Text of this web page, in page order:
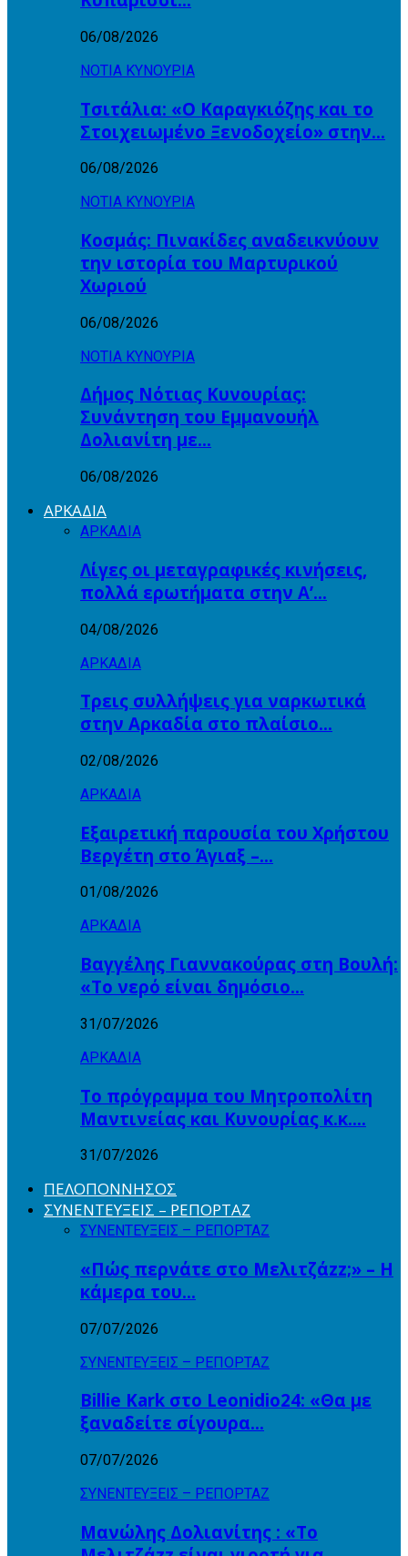
06/08/2026
ΝΟΤΙΑ ΚΥΝΟΥΡΙΑ
Τσιτάλια: «Ο Καραγκιόζης και το
Στοιχειωμένο Ξενοδοχείο» στην…
06/08/2026
ΝΟΤΙΑ ΚΥΝΟΥΡΙΑ
Κοσμάς: Πινακίδες αναδεικνύουν
την ιστορία του Μαρτυρικού
Χωριού
06/08/2026
ΝΟΤΙΑ ΚΥΝΟΥΡΙΑ
Δήμος Νότιας Κυνουρίας:
Συνάντηση του Εμμανουήλ
Δολιανίτη με…
06/08/2026
ΑΡΚΑΔΙΑ
ΑΡΚΑΔΙΑ
Λίγες οι μεταγραφικές κινήσεις,
πολλά ερωτήματα στην Α’…
04/08/2026
ΑΡΚΑΔΙΑ
Τρεις συλλήψεις για ναρκωτικά
στην Αρκαδία στο πλαίσιο…
02/08/2026
ΑΡΚΑΔΙΑ
Εξαιρετική παρουσία του Χρήστου
Βεργέτη στο Άγιαξ –…
01/08/2026
ΑΡΚΑΔΙΑ
Βαγγέλης Γιαννακούρας στη Βουλή:
«Το νερό είναι δημόσιο…
31/07/2026
ΑΡΚΑΔΙΑ
Το πρόγραμμα του Μητροπολίτη
Μαντινείας και Κυνουρίας κ.κ….
31/07/2026
ΠΕΛΟΠΟΝΝΗΣΟΣ
ΣΥΝΕΝΤΕΥΞΕΙΣ – ΡΕΠΟΡΤΑΖ
ΣΥΝΕΝΤΕΥΞΕΙΣ – ΡΕΠΟΡΤΑΖ
«Πώς περνάτε στο Μελιτζάzz;» – Η
κάμερα του…
07/07/2026
ΣΥΝΕΝΤΕΥΞΕΙΣ – ΡΕΠΟΡΤΑΖ
Billie Kark στο Leonidio24: «Θα με
ξαναδείτε σίγουρα…
07/07/2026
ΣΥΝΕΝΤΕΥΞΕΙΣ – ΡΕΠΟΡΤΑΖ
Μανώλης Δολιανίτης : «Το